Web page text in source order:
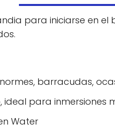
para iniciarse en
barracudas,
para inmersiones
Water